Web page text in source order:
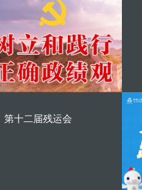
第十二届残运会